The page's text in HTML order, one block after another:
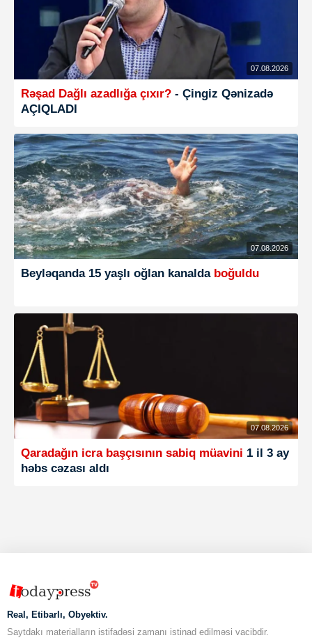
07.08.2026
Rəşad Dağlı azadlığa çıxır? - Çingiz Qənizadə
AÇIQLADI
07.08.2026
Beyləqanda 15 yaşlı oğlan kanalda boğuldu
07.08.2026
Qaradağın icra başçısının sabiq müavini 1 il 3 ay
həbs cəzası aldı
Real, Etibarlı, Obyektiv.
Saytdakı materialların istifadəsi zamanı istinad edilməsi vacibdir.